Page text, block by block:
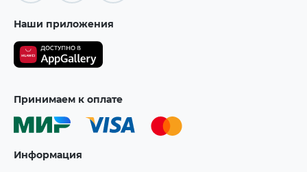
Наши приложения
Принимаем к оплате
Информация